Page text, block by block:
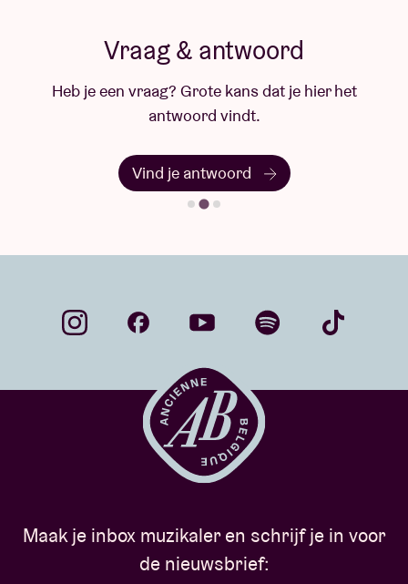
Vraag & antwoord
Heb je een vraag? Grote kans dat je hier het
antwoord vindt.
Vind je antwoord
Maak je inbox muzikaler en schrijf je in voor
de nieuwsbrief: